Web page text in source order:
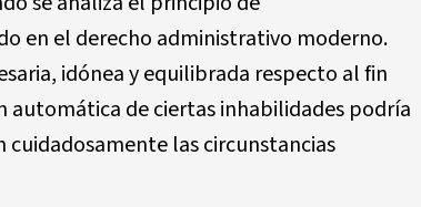
en el derecho administrativo moderno.
idónea y equilibrada respecto al fin
automática de ciertas inhabilidades podría
cuidadosamente las circunstancias